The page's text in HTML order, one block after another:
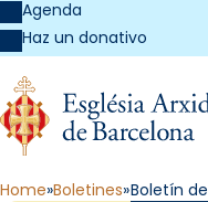
Agenda
Haz un donativo
Home Boletines Boletín